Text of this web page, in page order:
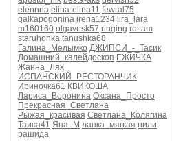
elennna elina-elina11 fewral75
galkapogonina irena1234 lira_lara
m160160 olgavosk57 ringing rottam
staruhonka tanushka68
Галина_Мелымко ДЖИПСИ_-_Тасик
Домашний_калейдоскоп ЕЖИЧКА
Жанна_Лях
ИСПАНСКИЙ_РЕСТОРАНЧИК
Ириночка61 КВИКОША
Лариса_Воронина Оксана_Просто
Прекрасная_Светлана
Рыжая_красивая Светлана_Колягина
Таиса41 Яна_М лапка_мягкая нили
рашида